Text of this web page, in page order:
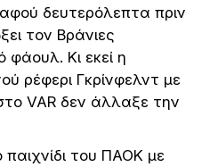
δευτερόλεπτα πριν
τον Βράνιες
φάουλ. Κι εκεί η
ρέφερι Γκρίνφελντ με
VAR δεν άλλαξε την
παιχνίδι του ΠΑΟΚ με